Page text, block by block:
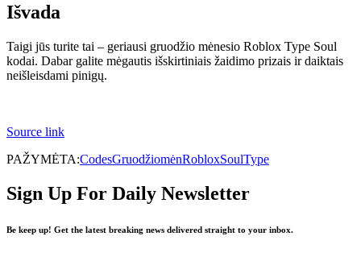
Išvada
Taigi jūs turite tai – geriausi gruodžio mėnesio Roblox Type Soul
kodai. Dabar galite mėgautis išskirtiniais žaidimo prizais ir daiktais
neišleisdami pinigų.
Source link
PAŽYMĖTA:CodesGruodžiomėnRobloxSoulType
Sign Up For Daily Newsletter
Be keep up! Get the latest breaking news delivered straight to your inbox.